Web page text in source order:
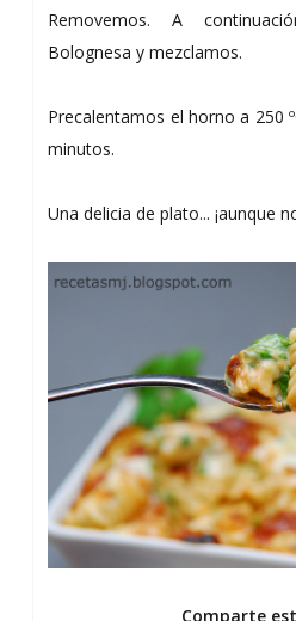
Removemos. A
Bolognesa y mezclamos.
Precalentamos el horno a 250
minutos.
Una delicia de plato... ¡aunque
Comparte